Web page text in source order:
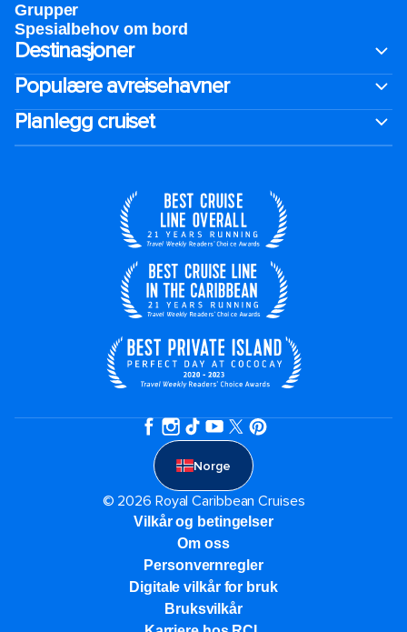
Grupper
Spesialbehov om bord
Destinasjoner
Populære avreisehavner
Planlegg cruiset
Norge
© 2026 Royal Caribbean Cruises
Vilkår og betingelser
Om oss
Personvernregler
Digitale vilkår for bruk
Bruksvilkår